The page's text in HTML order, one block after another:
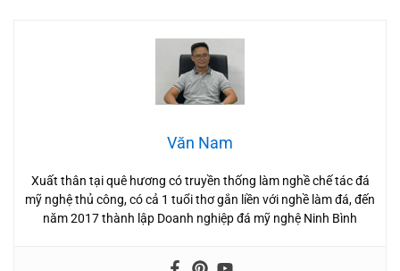
Văn Nam
Xuất thân tại quê hương có truyền thống làm nghề chế tác đá
mỹ nghệ thủ công, có cả 1 tuổi thơ gắn liền với nghề làm đá, đến
năm 2017 thành lập Doanh nghiệp đá mỹ nghệ Ninh Bình